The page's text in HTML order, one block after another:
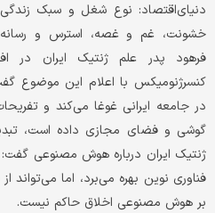
دنیای‌اقتصاد: نوع شغل و سبک زندگی
خشونت، غم و غصه، استرس و
فرهود پدر علم ژنتیک ایران در
کنسرژنومیکس با اعلام این موضوع
در جامعه ایرانی غوغا می‌کند و
گوشی و فضای مجازی داده است،
ژنتیک ایران درباره هوش مصنوعی گفت:
فناوری نوین بهره می‌‌‌برد، اما می‌تواند
بر هوش مصنوعی اخلاق حاکم نیست.